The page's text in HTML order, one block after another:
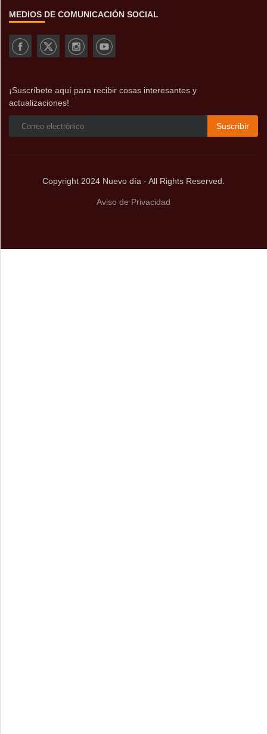
MEDIOS DE COMUNICACIÓN SOCIAL
¡Suscríbete aquí para recibir cosas interesantes y
actualizaciones!
Suscribir
Copyright 2024 Nuevo día - All Rights Reserved.
Aviso de Privacidad